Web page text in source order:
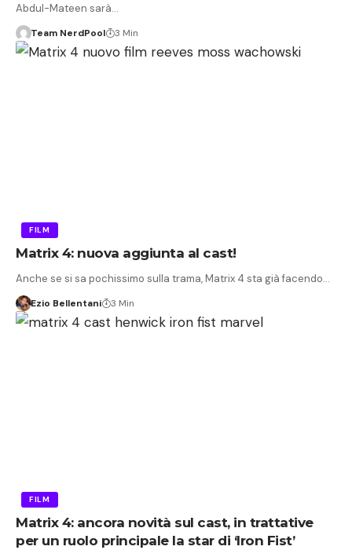
Abdul-Mateen sarà…
Team NerdPool 3 Min
FILM
Matrix 4: nuova aggiunta al cast!
Anche se si sa pochissimo sulla trama, Matrix 4 sta già facendo…
Ezio Bellentani 3 Min
FILM
Matrix 4: ancora novità sul cast, in trattative
per un ruolo principale la star di ‘Iron Fist’